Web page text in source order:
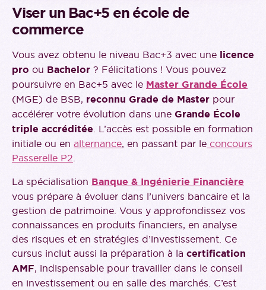
Viser un Bac+5 en école de
commerce
Vous avez obtenu le niveau Bac+3 avec une licence
pro ou Bachelor ? Félicitations ! Vous pouvez
poursuivre en Bac+5 avec le Master Grande École
(MGE) de BSB, reconnu Grade de Master pour
accélérer votre évolution dans une Grande École
triple accréditée . L’accès est possible en formation
initiale ou en alternance, en passant par le concours
Passerelle P2
La spécialisation Banque & Ingénierie Financière
vous prépare à évoluer dans l’univers bancaire et la
gestion de patrimoine. Vous y approfondissez vos
connaissances en produits financiers, en analyse
des risques et en stratégies d’investissement. Ce
cursus inclut aussi la préparation à la certification
AMF, indispensable pour travailler dans le conseil
en investissement ou en salle des marchés. C’est